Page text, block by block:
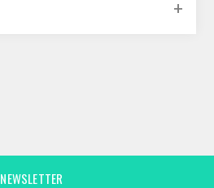
NEWSLETTER